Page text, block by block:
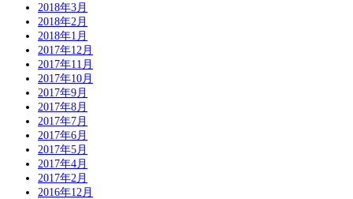
2018年3月
2018年2月
2018年1月
2017年12月
2017年11月
2017年10月
2017年9月
2017年8月
2017年7月
2017年6月
2017年5月
2017年4月
2017年2月
2016年12月